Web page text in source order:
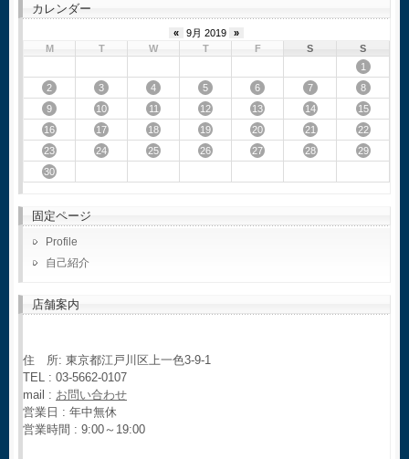
カレンダー
« 9月 2019
»
M
T W T F S
S
1
2
3 4 5 6 7
8
9
10 11 12 13 14
15
16
17 18 19 20 21
22
23
24 25 26 27 28
29
30
固定ページ
Profile
自己紹介
店舗案内
住 所: 東京都江戸川区上一色3-9-1
TEL : 03-5662-0107
mail : お問い合わせ
営業日 : 年中無休
営業時間 : 9:00～19:00